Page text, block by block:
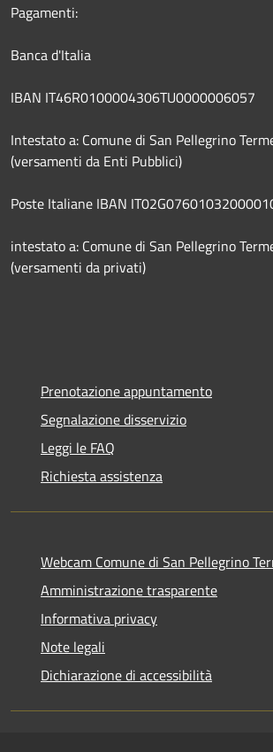
Pagamenti:
Banca d'Italia
IBAN IT46R0100004306TU0000006057
Intestato a: Comune di San Pellegrino
(versamenti da Enti Pubblici)
Poste Italiane IBAN
intestato a: Comune di San Pellegrino
(versamenti da privati)
Prenotazione appuntamento
Segnalazione disservizio
Leggi le FAQ
Richiesta assistenza
Webcam Comune di San Pellegrino
Amministrazione trasparente
Informativa privacy
Note legali
Dichiarazione di accessibilità